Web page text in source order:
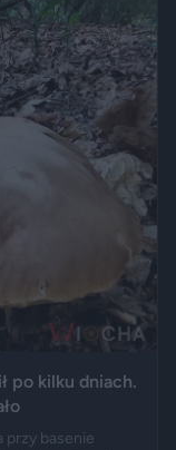
po kilku dniach.
przy basenie